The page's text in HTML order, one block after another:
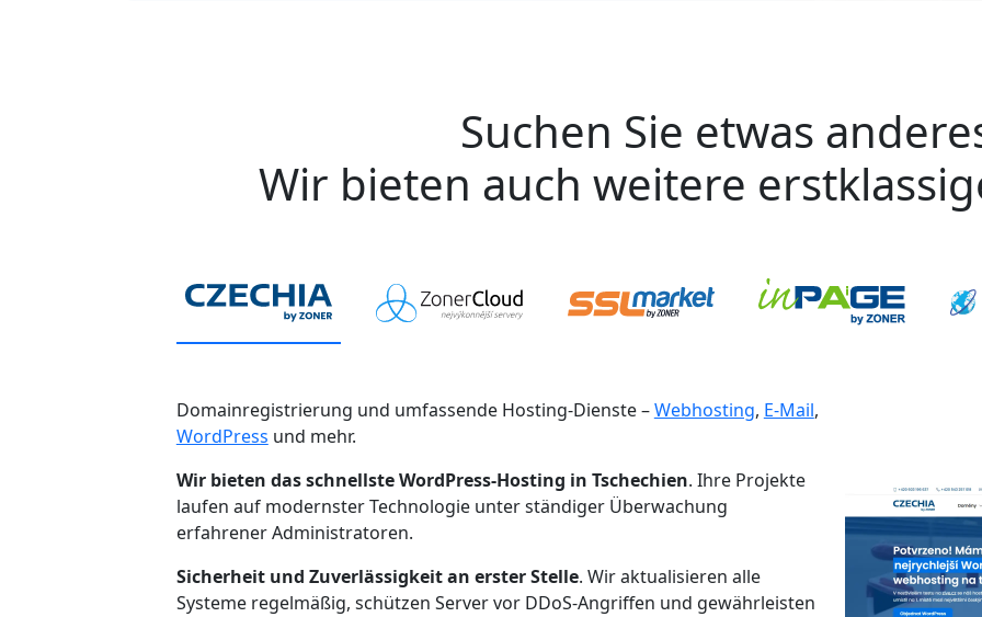
Suchen Sie etwas
Wir bieten auch weitere
Domainregistrierung und umfassende Hosting-Dienste –Webhosting, E-Mail,
WordPress und mehr.
Wir bieten das schnellste WordPress-Hosting in Tschechien. Ihre Projekte
laufen auf modernster Technologie unter ständiger Überwachung
erfahrener Administratoren.
Sicherheit und Zuverlässigkeit an erster Stelle. Wir aktualisieren alle
Systeme regelmäßig, schützen Server vor DDoS-Angriffen und gewährleisten